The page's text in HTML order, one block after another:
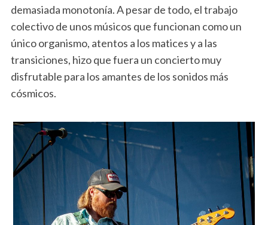
demasiada monotonía. A pesar de todo, el trabajo
colectivo de unos músicos que funcionan como un
único organismo, atentos a los matices y a las
transiciones, hizo que fuera un concierto muy
disfrutable para los amantes de los sonidos más
cósmicos.